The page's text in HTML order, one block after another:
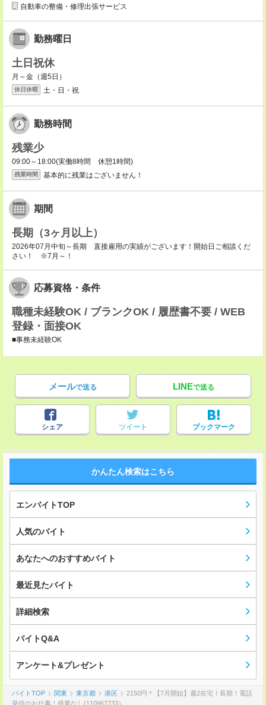
自動車の整備・修理出張サービス
勤務曜日
土日祝休
月～金（週5日）
休日休暇 土・日・祝
勤務時間
残業少
09:00～18:00(実働8時間 休憩1時間)
残業時間 基本的に残業はございません！
期間
長期（3ヶ月以上）
2026年07月中旬～長期 直接雇用の実績がございます！開始日ご相談くだ
さい！ ※7月～！
応募資格・条件
職種未経験OK / ブランクOK / 履歴書不要 / WEB
登録・面接OK
■事務未経験OK
メールで送る LINEで送る
シェア ツイート ブックマーク
かんたん検索はこちら
エンバイトTOP
人気のバイト
あなたへのおすすめバイト
最近見たバイト
詳細検索
バイトQ&A
アンケート&プレゼント
バイトTOP 関東 東京都 港区
2150円＊【7月開始】週2在宅！長期！電話
発信のお仕事！残業なし(110967733）